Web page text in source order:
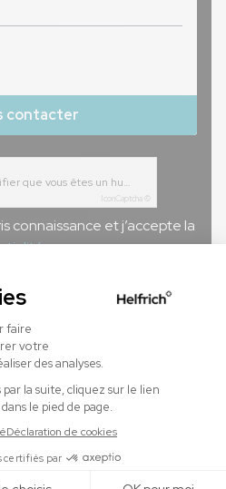
contacter
IconCaptcha ©
Cliquez ici pour vérifier que vous êtes un humain
connaissance et j’accepte la
déjà leurs
CSE.